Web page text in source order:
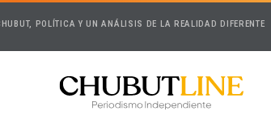
POLÍTICA Y UN ANÁLISIS DE LA REALIDAD DIFERENTE